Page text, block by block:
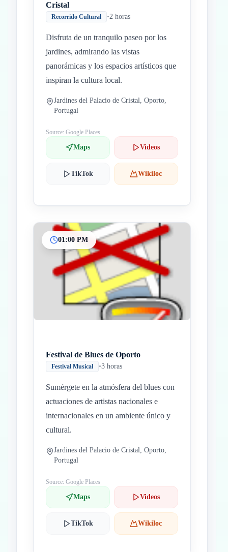
Cristal
Recorrido Cultural •2 horas
Disfruta de un tranquilo paseo por los
jardines, admirando las vistas
panorámicas y los espacios artísticos que
inspiran la cultura local.
Jardines del Palacio de Cristal, Oporto,
Portugal
Source: Google Places
Maps Videos
TikTok Wikiloc
01:00 PM
Festival de Blues de Oporto
Festival Musical •3 horas
Sumérgete en la atmósfera del blues con
actuaciones de artistas nacionales e
internacionales en un ambiente único y
cultural.
Jardines del Palacio de Cristal, Oporto,
Portugal
Source: Google Places
Maps Videos
TikTok Wikiloc